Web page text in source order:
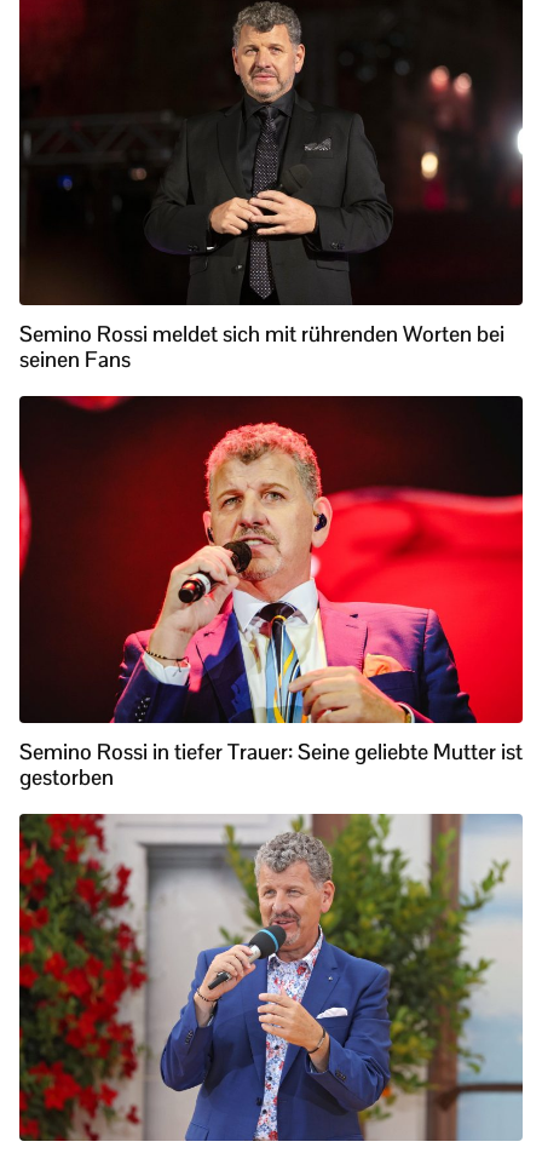
Semino Rossi meldet sich mit rührenden Worten bei
seinen Fans
Semino Rossi in tiefer Trauer: Seine geliebte Mutter ist
gestorben